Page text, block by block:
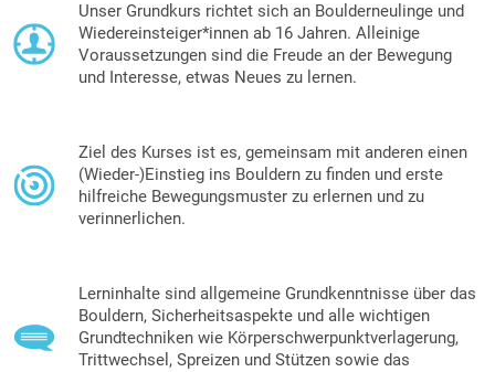
Unser Grundkurs richtet sich an Boulderneulinge und
Wiedereinsteiger*innen ab 16 Jahren. Alleinige
Voraussetzungen sind die Freude an der Bewegung
und Interesse, etwas Neues zu lernen.
Ziel des Kurses ist es, gemeinsam mit anderen einen
(Wieder-)Einstieg ins Bouldern zu finden und erste
hilfreiche Bewegungsmuster zu erlernen und zu
verinnerlichen.
Lerninhalte sind allgemeine Grundkenntnisse über das
Bouldern, Sicherheitsaspekte und alle wichtigen
Grundtechniken wie Körperschwerpunktverlagerung,
Trittwechsel, Spreizen und Stützen sowie das